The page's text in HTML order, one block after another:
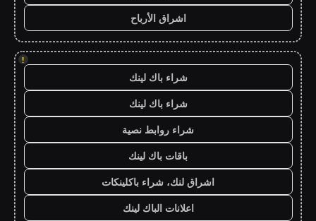
اشراق الأرباح
!
شراء باك لينك
شراء باك لينك
شراء روابط نصية
باقات باك لينك
اشراق لنك، شراء باكلينكات
اعلانات الباك لينك